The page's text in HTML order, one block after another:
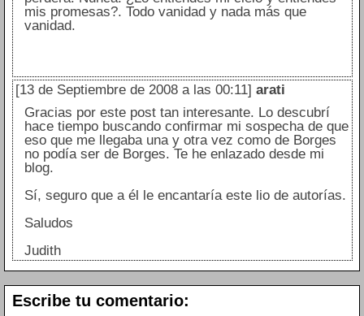
mis promesas?. Todo vanidad y nada más que
vanidad.
[13 de Septiembre de 2008 a las 00:11] arati
Gracias por este post tan interesante. Lo descubrí
hace tiempo buscando confirmar mi sospecha de que
eso que me llegaba una y otra vez como de Borges
no podía ser de Borges. Te he enlazado desde mi
blog.
Sí, seguro que a él le encantaría este lio de autorías.
Saludos
Judith
Escribe tu comentario: